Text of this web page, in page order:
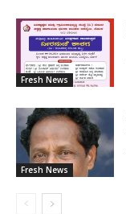
Fresh News
Fresh News